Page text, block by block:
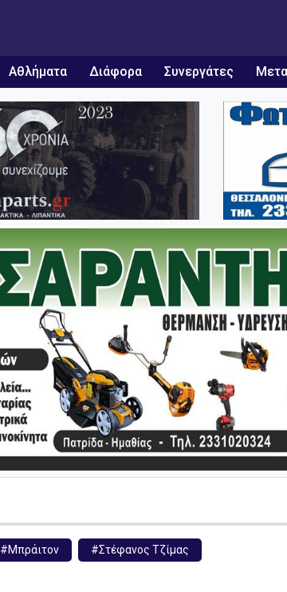
Αθλήματα Διάφορα Συνεργάτες
#Μπράιτον #Στέφανος Τζίμας